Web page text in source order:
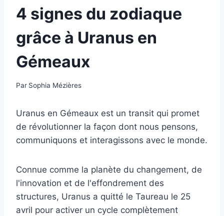
4 signes du zodiaque
grâce à Uranus en
Gémeaux
Par Sophia Mézières
Uranus en Gémeaux est un transit qui promet
de révolutionner la façon dont nous pensons,
communiquons et interagissons avec le monde.
Connue comme la planète du changement, de
l'innovation et de l'effondrement des
structures, Uranus a quitté le Taureau le 25
avril pour activer un cycle complètement